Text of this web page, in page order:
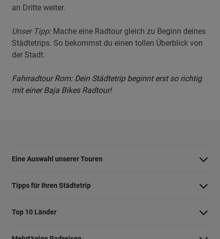
an Dritte weiter.
Unser Tipp:Mache eine Radtour gleich zu Beginn deines
Städtetrips. So bekommst du einen tollen Überblick von
der Stadt.
Fahrradtour Rom: Dein Städtetrip beginnt erst so richtig
mit einer Baja Bikes Radtour!
Eine Auswahl unserer Touren
Barcelona Highlights Tour
Highlights von Paris
Private Tour Tallinn
Tipps für Ihren Städtetrip
Strände bei Athen
Top 10 Länder
Niederlande